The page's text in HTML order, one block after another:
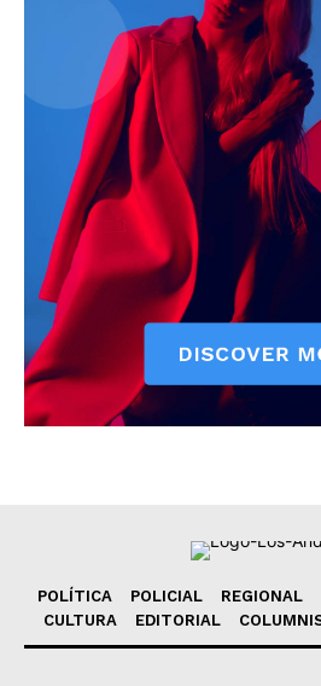
POLÍTICA POLICIAL REGIONAL
CULTURA
EDITORIAL